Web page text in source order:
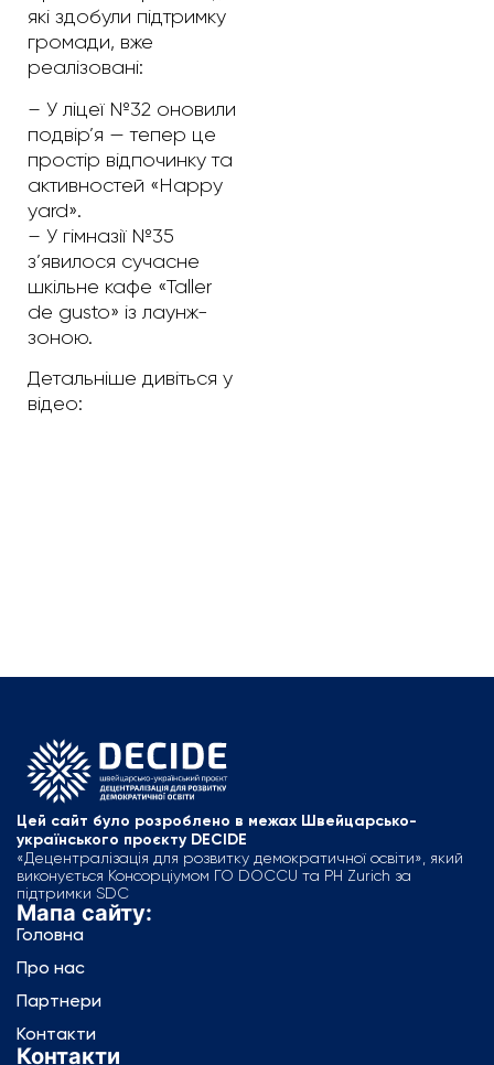
які здобули підтримку
громади, вже
реалізовані:
– У ліцеї №32 оновили
подвір’я — тепер це
простір відпочинку та
активностей «Happy
yard».
– У гімназії №35
з’явилося сучасне
шкільне кафе «Taller
de gusto» із лаунж-
зоною.
Детальніше дивіться у
відео:
Цей сайт було розроблено в межах Швейцарсько-
українського проєкту DECIDE
«Децентралізація для розвитку демократичної освіти», який
виконується Консорціумом ГО DOCCU та PH Zurich за
підтримки SDC
Мапа сайту:
Головна
Про нас
Партнери
Контакти
Контакти